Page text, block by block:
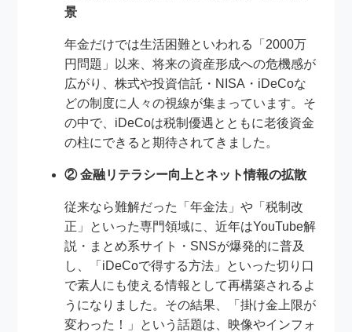
景
年金だけでは生活困難といわれる「2000万
円問題」以来、将来の資産形成への危機感が
広がり、株式や投資信託・NISA・iDeCoな
どの制度に人々の視線が集まっています。そ
の中で、iDeCoは税制優遇とともに老後資金
の柱にできると期待されてきました。
② 金融リテラシー向上とネット情報の拡散
従来なら難解だった「年金法」や「税制改
正」といった専門領域に、近年はYouTube解
説・まとめ系サイト・SNSが爆発的に普及
し、「iDeCoで得する方法」といった切り口
で素人にも使える情報として再構築されるよ
うになりました。その結果、「掛け金上限が
変わった！」という話題は、映像やインフォ